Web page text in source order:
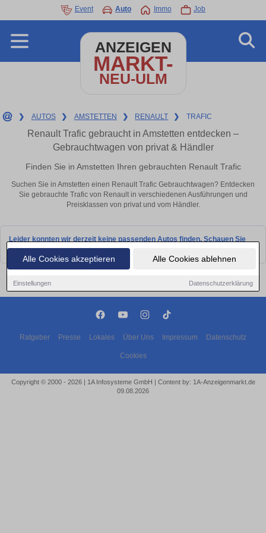
Alle Cookies akzeptieren Alle Cookies ablehnen
Einstellungen Datenschutzerklärung
Event Auto Immo Job
ANZEIGEN
MARKT-
NEU-ULM
❯ AUTOS ❯ AMSTETTEN ❯ RENAULT ❯ TRAFIC
Renault Trafic gebraucht in Amstetten entdecken –
Gebrauchtwagen von privat & Händler
Finden Sie in Amstetten Ihren gebrauchten Renault Trafic
Suchen Sie in Amstetten einen Renault Trafic Gebrauchtwagen? Entdecken
Sie gebrauchte Trafic von Renault in verschiedenen Ausführungen und
Preisklassen von privat und vom Händler.
Leider konnten wir derzeit keine passenden Autos finden. Schauen Sie
bald wieder vorbei!
Ratgeber Presse Lokales Über Uns Impressum Datenschutz
Cookies
Copyright © 2000 - 2026 | 1A Infosysteme GmbH | Content by: 1A-Anzeigenmarkt.de
09.08.2026